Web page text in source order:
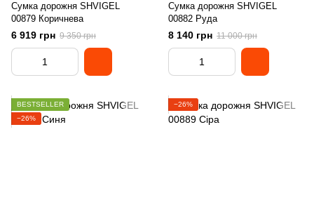
Сумка дорожня SHVIGEL
00879 Коричнева
6 919 грн 9 350 грн
Сумка дорожня SHVIGEL
00882 Руда
8 140 грн 11 000 грн
BESTSELLER
−26%
−26%